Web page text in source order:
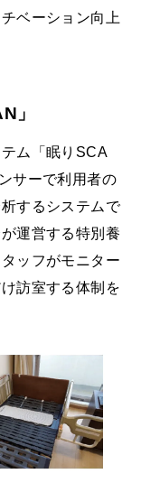
ベーション向上
」
ム「眠りSCA
サーで利用者の
するシステムで
運営する特別養
ッフがモニター
訪室する体制を